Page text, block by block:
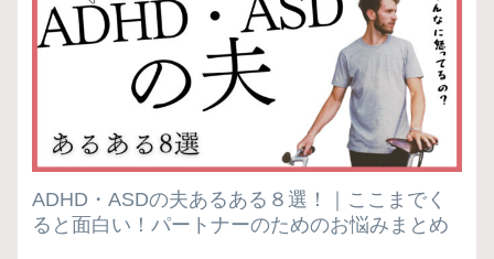
ADHD・ASDの夫あるある８選！｜ここまでく
ると面白い！パートナーのためのお悩みまとめ